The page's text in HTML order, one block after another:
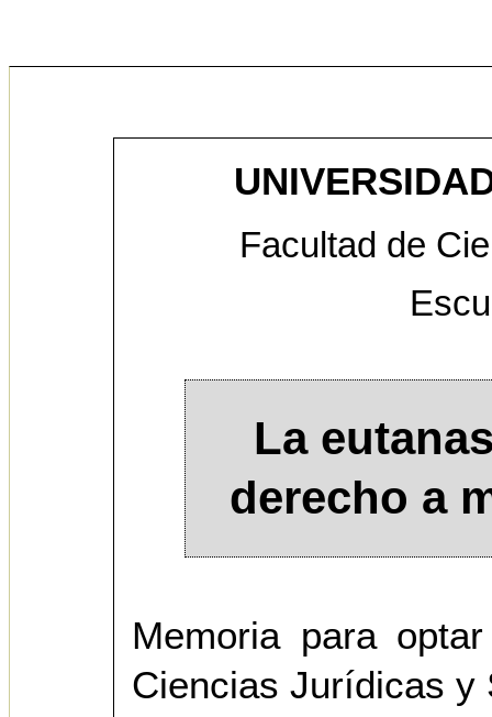
Facultad de
La
derecho a
Memoria para
Ciencias Jurídicas y